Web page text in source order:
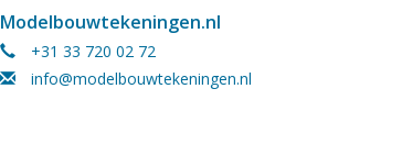
Modelbouwtekeningen.nl
+31 33 720 02 72
info@modelbouwtekeningen.nl